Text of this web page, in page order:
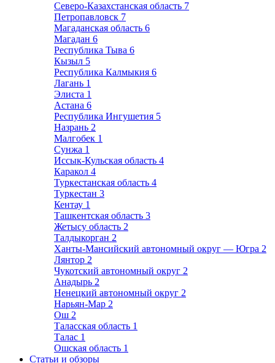
Северо-Казахстанская область 7
Петропавловск 7
Магаданская область 6
Магадан 6
Республика Тыва 6
Кызыл 5
Республика Калмыкия 6
Лагань 1
Элиста 1
Астана 6
Республика Ингушетия 5
Назрань 2
Малгобек 1
Сунжа 1
Иссык-Кульская область 4
Каракол 4
Туркестанская область 4
Туркестан 3
Кентау 1
Ташкентская область 3
Жетысу область 2
Талдыкорган 2
Ханты-Мансийский автономный округ — Югра 2
Лянтор 2
Чукотский автономный округ 2
Анадырь 2
Ненецкий автономный округ 2
Нарьян-Мар 2
Ош 2
Таласская область 1
Талас 1
Ошская область 1
Статьи и обзоры